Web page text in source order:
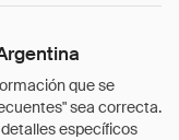
que se
sea correcta.
específicos